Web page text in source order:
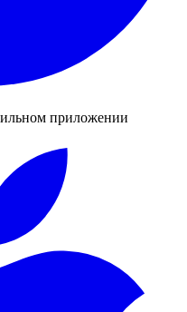
приложении